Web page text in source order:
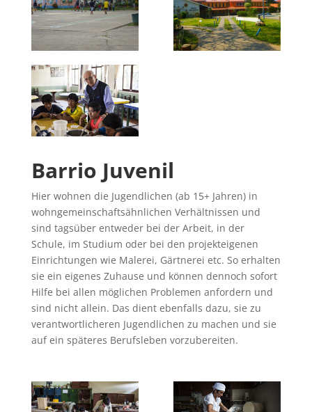
Barrio Juvenil
Hier wohnen die Jugendlichen (ab 15+ Jahren) in
wohngemeinschaftsähnlichen Verhältnissen und
sind tagsüber entweder bei der Arbeit, in der
Schule, im Studium oder bei den projekteigenen
Einrichtungen wie Malerei, Gärtnerei etc. So erhalten
sie ein eigenes Zuhause und können dennoch sofort
Hilfe bei allen möglichen Problemen anfordern und
sind nicht allein. Das dient ebenfalls dazu, sie zu
verantwortlicheren Jugendlichen zu machen und sie
auf ein späteres Berufsleben vorzubereiten.